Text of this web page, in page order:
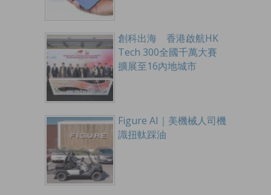
創科出海 香港啟航HK
Tech 300全國千萬大賽
擴展至16內地城市
Figure AI｜美機械人司機
識扭軚踩油